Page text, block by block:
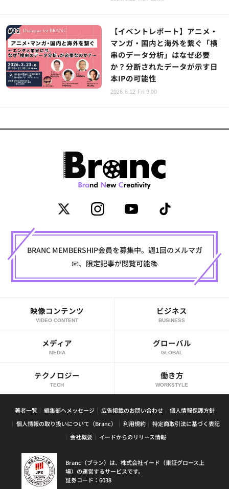
【イベントレポート】アニメ・
マンガ・国内と海外を繋ぐ「横
串のデータ分析」はなぜ必要
か？分断されたデータが示す日
本IPの可能性
2026.6.12 Fri 9:00
BRANC MEMBERSHIP会員を募集中。週1回のメルマガ
📧、限定記事が閲覧可能📚
映像コンテンツ
VIDEO CONTENT
ビジネス
BUSINESS
メディア
MEDIA
グローバル
GLOBAL
テクノロジー
TECH
働き方
WORKSTYLE
著者一覧 編集部へメッセージ 広告掲載のお問い合わせ
個人情報保護方針
個人情報の取り扱いについて（Branc）
利用規約
特定商取引法に基づく表記
会社概要
イードからのリリース情報
Branc（ブラン）は、株式会社イード（東証グロース上
場）の運営するサービスです。
証券コード：6038